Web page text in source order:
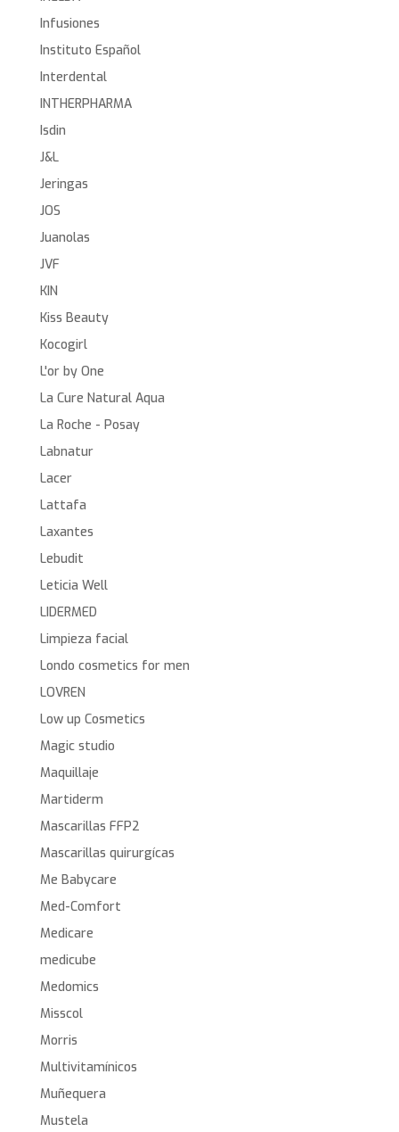
Infusiones
Instituto Español
Interdental
INTHERPHARMA
Isdin
J&L
Jeringas
JOS
Juanolas
JVF
KIN
Kiss Beauty
Kocogirl
L'or by One
La Cure Natural Aqua
La Roche - Posay
Labnatur
Lacer
Lattafa
Laxantes
Lebudit
Leticia Well
LIDERMED
Limpieza facial
Londo cosmetics for men
LOVREN
Low up Cosmetics
Magic studio
Maquillaje
Martiderm
Mascarillas FFP2
Mascarillas quirurgícas
Me Babycare
Med-Comfort
Medicare
medicube
Medomics
Misscol
Morris
Multivitamínicos
Muñequera
Mustela